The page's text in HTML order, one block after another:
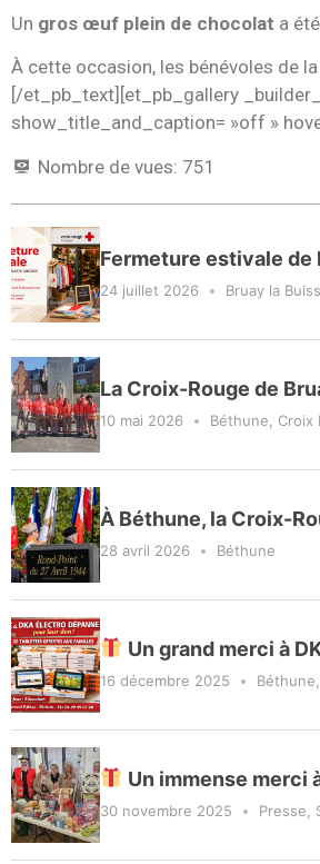
Un gros œuf plein de chocolat a
À cette occasion, les bénévoles de
[/et_pb_text][et_pb_gallery
show_title_and_caption= »off »
Nombre de vues: 751
Fermeture estivale de
24 juillet 2026 Bruay la
La Croix-Rouge de
10 mai 2026 Béthune Croix
À Béthune, la Croix-
28 avril 2026 Béthune
Un grand merci à
16 décembre 2025 Béthune
Un immense merci
30 novembre 2025 Presse